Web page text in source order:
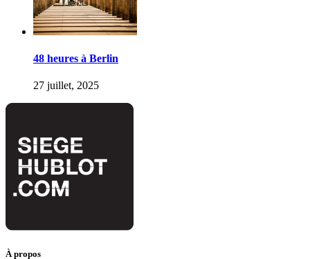
48 heures à Berlin
27 juillet, 2025
À propos